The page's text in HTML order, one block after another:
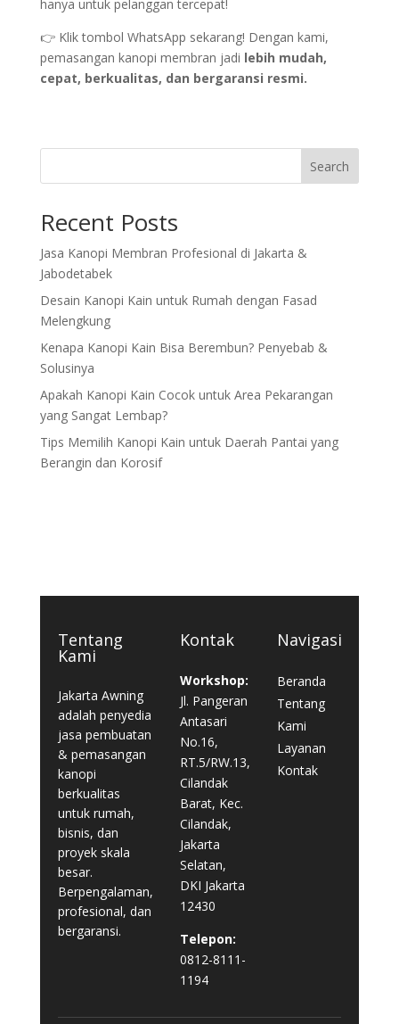
hanya untuk pelanggan tercepat!
👉 Klik tombol WhatsApp sekarang! Dengan kami,
pemasangan kanopi membran jadi lebih mudah,
cepat, berkualitas, dan bergaransi resmi.
Search
Recent Posts
Jasa Kanopi Membran Profesional di Jakarta &
Jabodetabek
Desain Kanopi Kain untuk Rumah dengan Fasad
Melengkung
Kenapa Kanopi Kain Bisa Berembun? Penyebab &
Solusinya
Apakah Kanopi Kain Cocok untuk Area Pekarangan
yang Sangat Lembap?
Tips Memilih Kanopi Kain untuk Daerah Pantai yang
Berangin dan Korosif
Tentang
Kami
Jakarta Awning
adalah penyedia
jasa pembuatan
& pemasangan
kanopi
berkualitas
untuk rumah,
bisnis, dan
proyek skala
besar.
Berpengalaman,
profesional, dan
bergaransi.
Kontak
Workshop:
Jl. Pangeran
Antasari
No.16,
RT.5/RW.13,
Cilandak
Barat, Kec.
Cilandak,
Jakarta
Selatan,
DKI Jakarta
12430
Telepon:
0812-8111-
1194
Navigasi
Beranda
Tentang
Kami
Layanan
Kontak